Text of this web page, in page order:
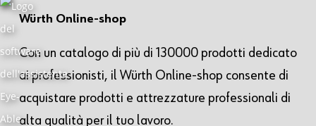
Würth Online-shop
Con un catalogo di più di 130000 prodotti dedicato
ai professionisti, il Würth Online-shop consente di
acquistare prodotti e attrezzature professionali di
alta qualità per il tuo lavoro.